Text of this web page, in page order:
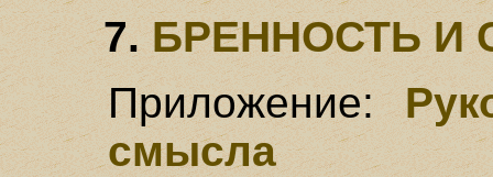
БРЕННОСТЬ И
Приложение:
смысла